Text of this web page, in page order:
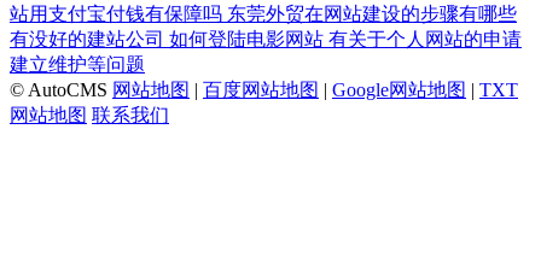
站用支付宝付钱有保障吗 东莞外贸在网站建设的步骤有哪些
有没好的建站公司 如何登陆电影网站 有关于个人网站的申请
建立维护等问题
© AutoCMS 网站地图 | 百度网站地图 | Google网站地图 | TXT
网站地图 联系我们